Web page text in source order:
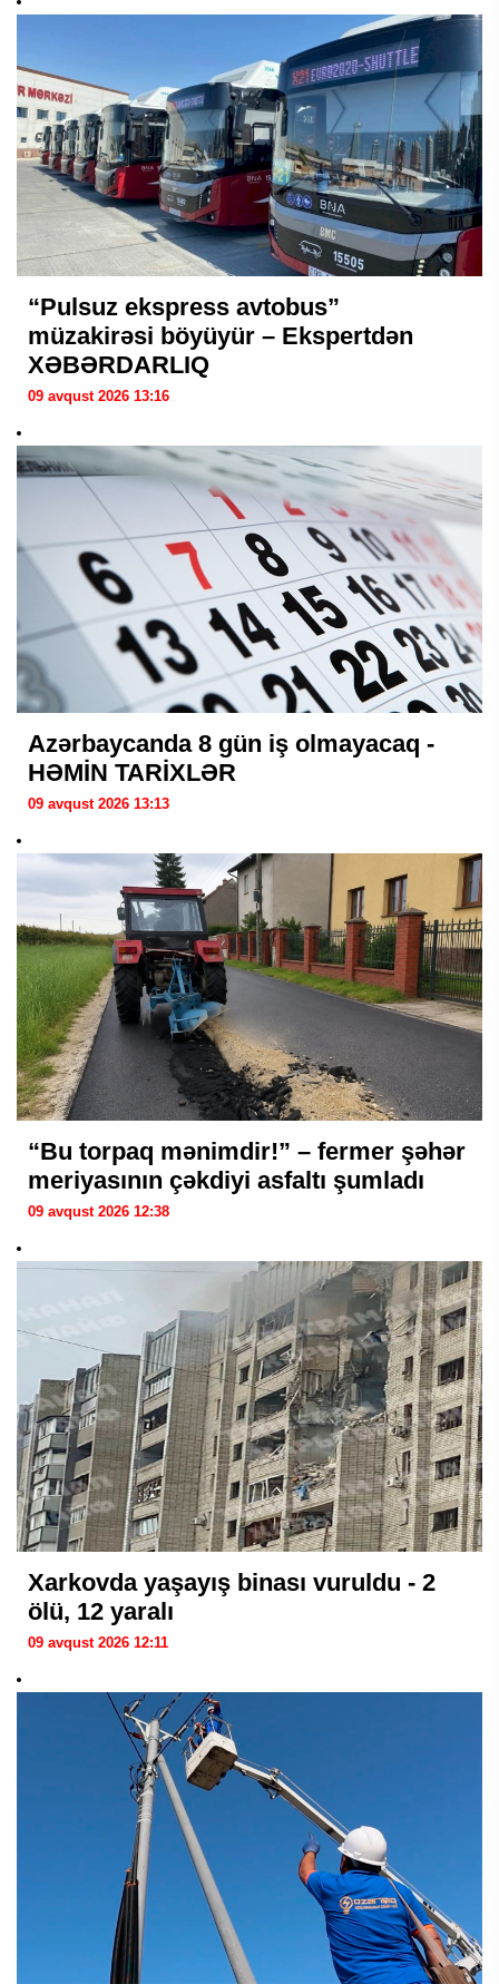
“Pulsuz ekspress avtobus”
müzakirəsi böyüyür – Ekspertdən
XƏBƏRDARLIQ
09 avqust 2026 13:16
Azərbaycanda 8 gün iş olmayacaq -
HƏMİN TARİXLƏR
09 avqust 2026 13:13
“Bu torpaq mənimdir!” – fermer şəhər
meriyasının çəkdiyi asfaltı şumladı
09 avqust 2026 12:38
Xarkovda yaşayış binası vuruldu - 2
ölü, 12 yaralı
09 avqust 2026 12:11